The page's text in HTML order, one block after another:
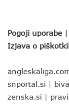
Pogoji uporabe |
Izjava o
snportal.si |
zenska.si |